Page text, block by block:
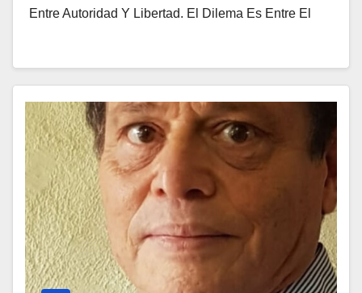
Entre Autoridad Y Libertad. El Dilema Es Entre El